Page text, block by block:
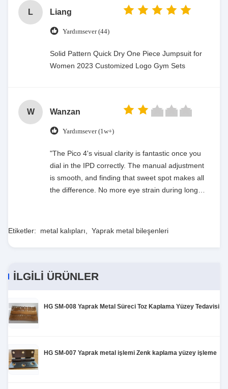
L Liang
Yardımsever (44)
Solid Pattern Quick Dry One Piece Jumpsuit for
Women 2023 Customized Logo Gym Sets
W Wanzan
Yardımsever (1w+)
"The Pico 4's visual clarity is fantastic once you
dial in the IPD correctly. The manual adjustment
is smooth, and finding that sweet spot makes all
the difference. No more eye strain during long
fantastic once you dial in the IPD correctly. The
taking the time to set it up properly!""The Pico 4's
finding that sweet spot makes all the difference.
properly!""The Pico 4's visual clarity is fantastic
Etiketler: metal kalıpları Yaprak metal bileşenleri
İLGİLİ ÜRÜNLER
HG SM-008 Yaprak Metal Süreci Toz Kaplama Yüzey Tedavisi
HG SM-007 Yaprak metal işlemi Zenk kaplama yüzey işleme